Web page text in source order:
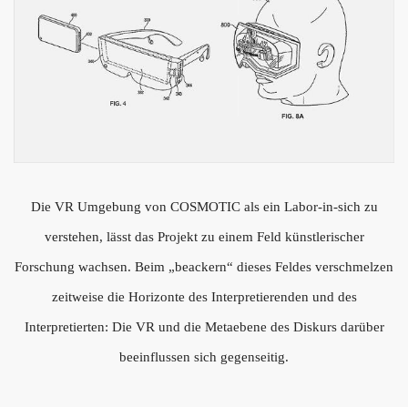
Die VR Umgebung von COSMOTIC als ein Labor-in-sich zu
verstehen, lässt das Projekt zu einem Feld künstlerischer
Forschung wachsen. Beim „beackern“ dieses Feldes verschmelzen
zeitweise die Horizonte des Interpretierenden und des
Interpretierten: Die VR und die Metaebene des Diskurs darüber
beeinflussen sich gegenseitig.